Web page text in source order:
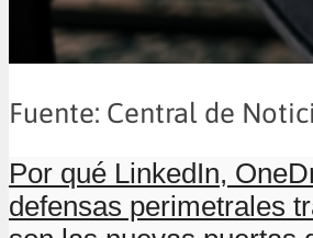
Fuente: Central de
Por qué LinkedIn,
defensas perimetrales